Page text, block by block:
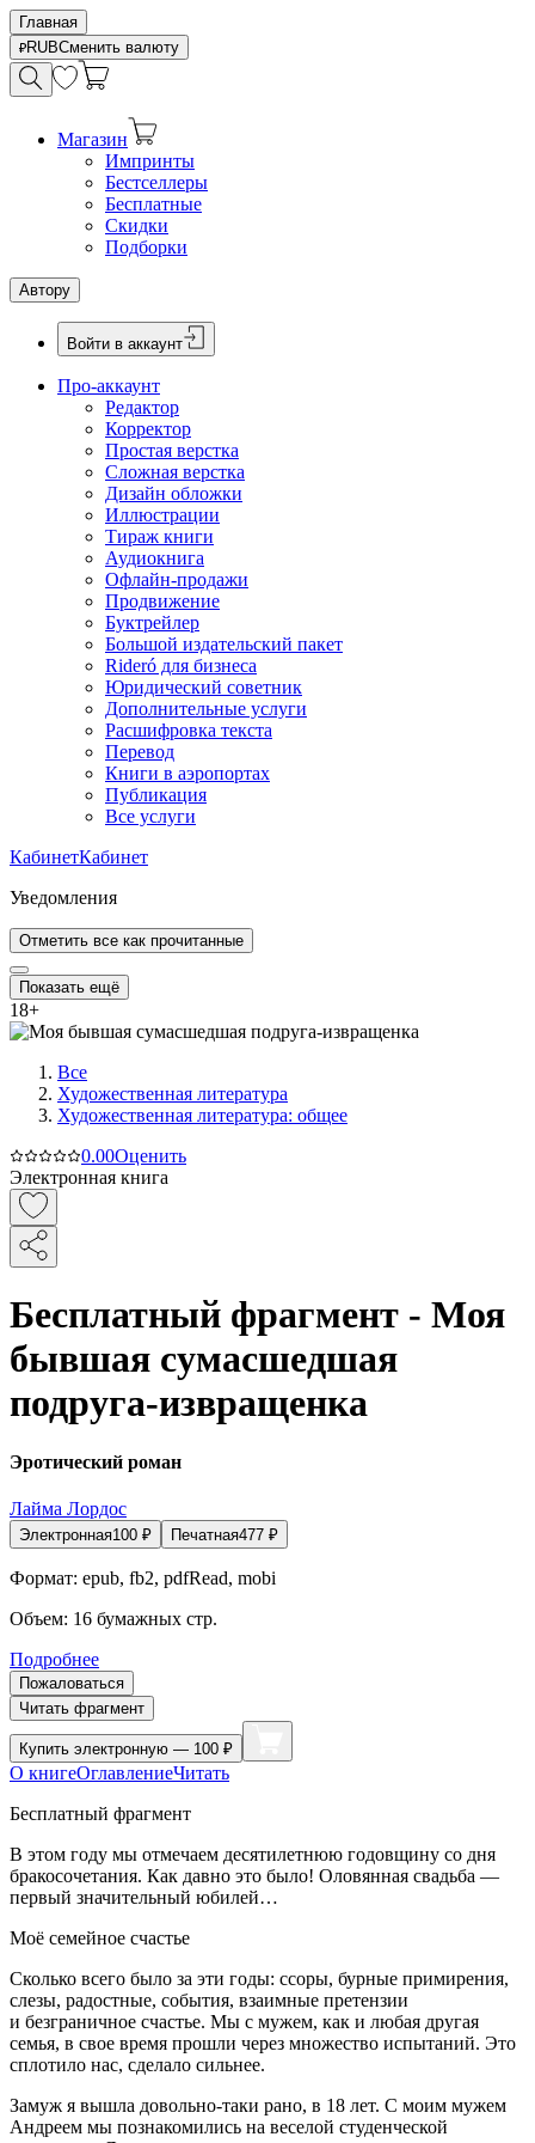
Главная
RUBСменить валюту
Магазин
Импринты
Бестселлеры
Бесплатные
Скидки
Подборки
Автору
Войти в аккаунт
Про-аккаунт
Редактор
Корректор
Простая верстка
Сложная верстка
Дизайн обложки
Иллюстрации
Тираж книги
Аудиокнига
Офлайн-продажи
Продвижение
Буктрейлер
Большой издательский пакет
Rideró для бизнеса
Юридический советник
Дополнительные услуги
Расшифровка текста
Перевод
Книги в аэропортах
Публикация
Все услуги
КабинетКабинет
Уведомления
Отметить все как прочитанные
Показать ещё
18+
Все
Художественная литература
Художественная литература: общее
0.00Оценить
Электронная книга
Бесплатный фрагмент - Моя
бывшая сумасшедшая
подруга-извращенка
Эротический роман
Лайма Лордос
Электронная100 ₽ Печатная477 ₽
Формат: epub, fb2, pdfRead, mobi
Объем: 16 бумажных стр.
Подробнее
Пожаловаться
Читать фрагмент
Купить электронную — 100 ₽
О книгеОглавлениеЧитать
Бесплатный фрагмент
В этом году мы отмечаем десятилетнюю годовщину со дня
бракосочетания. Как давно это было! Оловянная свадьба —
первый значительный юбилей…
Моё семейное счастье
Сколько всего было за эти годы: ссоры, бурные примирения,
слезы, радостные, события, взаимные претензии
и безграничное счастье. Мы с мужем, как и любая другая
семья, в свое время прошли через множество испытаний. Это
сплотило нас, сделало сильнее.
Замуж я вышла довольно-таки рано, в 18 лет. С моим мужем
Андреем мы познакомились на веселой студенческой